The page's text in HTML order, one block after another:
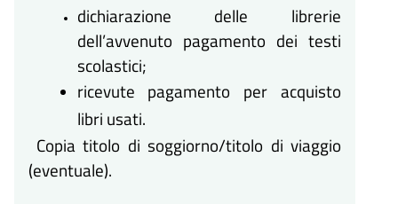
dichiarazione delle librerie
dell’avvenuto pagamento dei testi
scolastici;
ricevute pagamento per acquisto
libri usati.
Copia titolo di soggiorno/titolo di viaggio
(eventuale).